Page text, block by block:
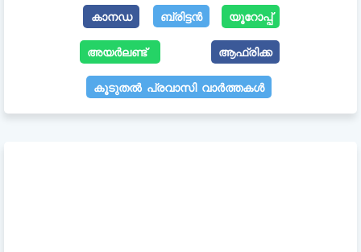
കാനഡ ബ്രിട്ടൻ യൂറോപ്പ്
അയർലണ്ട് ആഫ്രിക്ക
കൂടുതൽ പ്രവാസി വാർത്തകൾ